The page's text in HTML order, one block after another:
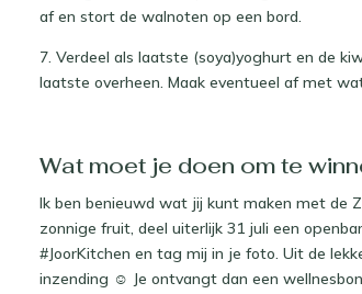
af en stort de walnoten op een bord.
7. Verdeel als laatste (soya)yoghurt en de
laatste overheen. Maak eventueel af met
Wat moet je doen om te
Ik ben benieuwd wat jij kunt maken met de
zonnige fruit, deel uiterlijk 31 juli een
#JoorKitchen en tag mij in je foto. Uit de
inzending ☺ Je ontvangt dan een